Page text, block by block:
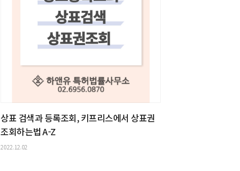
상표 검색과 등록조회, 키프리스에서 상표권
조회하는법 A-Z
2022.12.02